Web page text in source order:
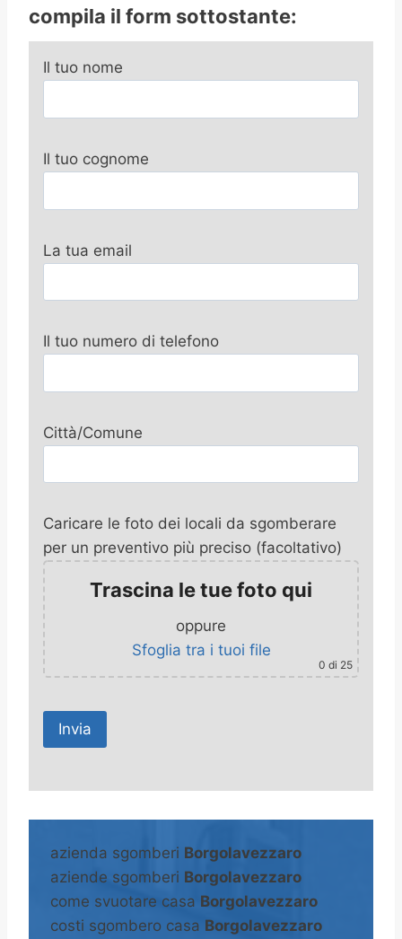
compila il form sottostante:
Il tuo nome
Il tuo cognome
La tua email
Il tuo numero di telefono
Città/Comune
Caricare le foto dei locali da sgomberare
per un preventivo più preciso (facoltativo)
Trascina le tue foto qui
oppure
Sfoglia tra i tuoi file
0 di 25
A
e
n
a
azienda sgomberi Borgolavezzaro
aziende sgomberi Borgolavezzaro
come svuotare casa Borgolavezzaro
costi sgombero casa Borgolavezzaro